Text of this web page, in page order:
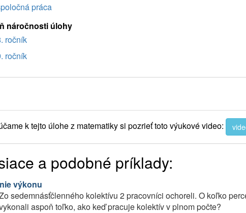
práca
náročnosti úlohy
ročník
ročník
k tejto úlohe z matematiky si pozrieť toto výukové video:
a podobné príklady:
výkonu
sedemnásťčlenného kolektívu 2 pracovníci ochoreli. O koľko
aspoň toľko, ako keď pracuje kolektív v plnom počte?